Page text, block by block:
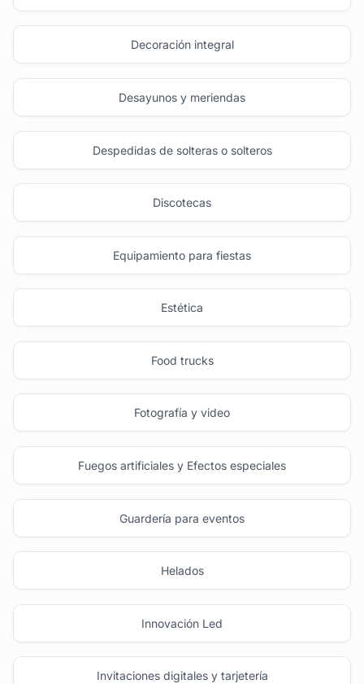
Decoración integral
Desayunos y meriendas
Despedidas de solteras o solteros
Discotecas
Equipamiento para fiestas
Estética
Food trucks
Fotografía y video
Fuegos artificiales y Efectos especiales
Guardería para eventos
Helados
Innovación Led
Invitaciones digitales y tarjetería